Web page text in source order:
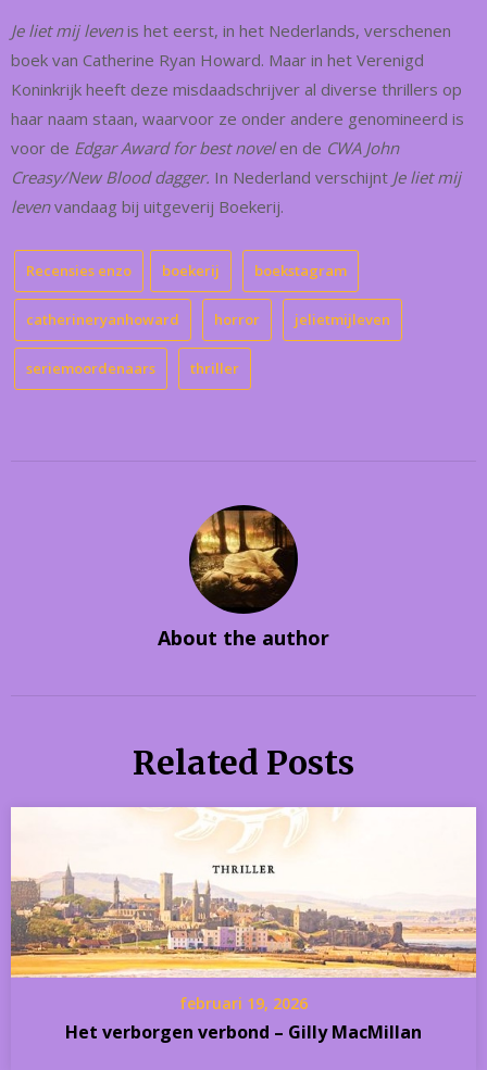
Je liet mij levenis het eerst, in het Nederlands, verschenen
boek van Catherine Ryan Howard. Maar in het Verenigd
Koninkrijk heeft deze misdaadschrijver al diverse thrillers op
haar naam staan, waarvoor ze onder andere genomineerd is
voor de Edgar Award for best novel en de CWA John
Creasy/New Blood dagger. In Nederland verschijnt Je liet mij
levenvandaag bij uitgeverij Boekerij.
Recensies enzo boekerij boekstagram
catherineryanhoward horror jelietmijleven
seriemoordenaars thriller
About the author
Related Posts
februari 19, 2026
Het verborgen verbond – Gilly MacMillan